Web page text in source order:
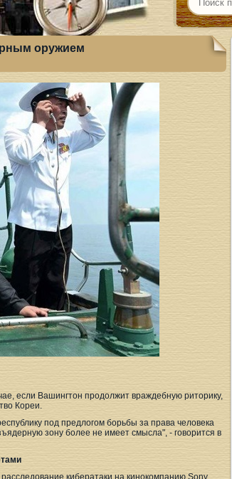
оружием
если Вашингтон продолжит враждебную риторику,
Кореи.
под предлогом борьбы за права человека
зону более не имеет смысла", - говорится в
кибератаки на кинокомпанию Sony